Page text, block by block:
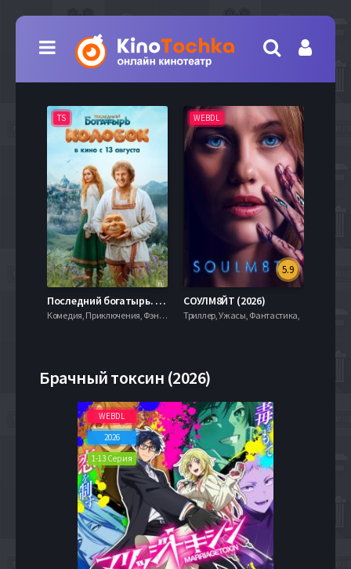
TS
Последний богатырь. Колобок (2026)
Комедия, Приключения, Фэнтези,
WEBDL
5.9
СОУЛМ8ЙТ (2026)
Триллер, Ужасы, Фантастика,
Брачный токсин (2026)
WEBDL
2026
1-13 Серия